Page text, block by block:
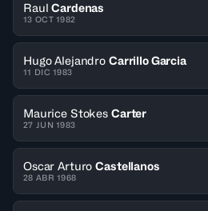
Raul Cardenas
13 OCT 1982
Hugo Alejandro Carrillo Garcia
11 DIC 1983
Maurice Stokes Carter
27 JUN 1983
Oscar Arturo Castellanos
28 ABR 1968